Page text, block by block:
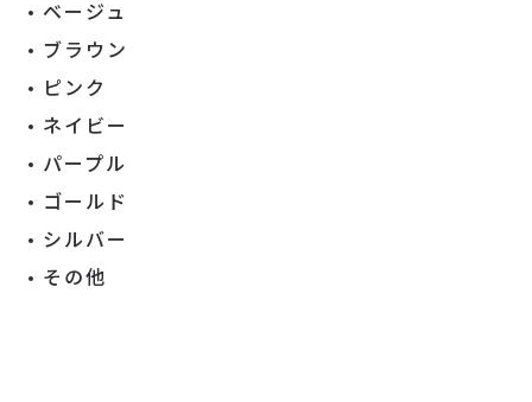
ベージュ
ブラウン
ピンク
ネイビー
パープル
ゴールド
シルバー
その他